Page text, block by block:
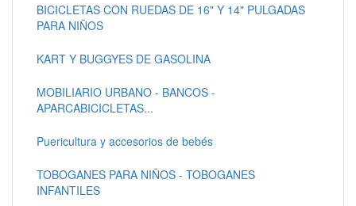
BICICLETAS CON RUEDAS DE 16" Y 14" PULGADAS
PARA NIÑOS
KART Y BUGGYES DE GASOLINA
MOBILIARIO URBANO - BANCOS -
APARCABICICLETAS...
Puericultura y accesorios de bebés
TOBOGANES PARA NIÑOS - TOBOGANES
INFANTILES